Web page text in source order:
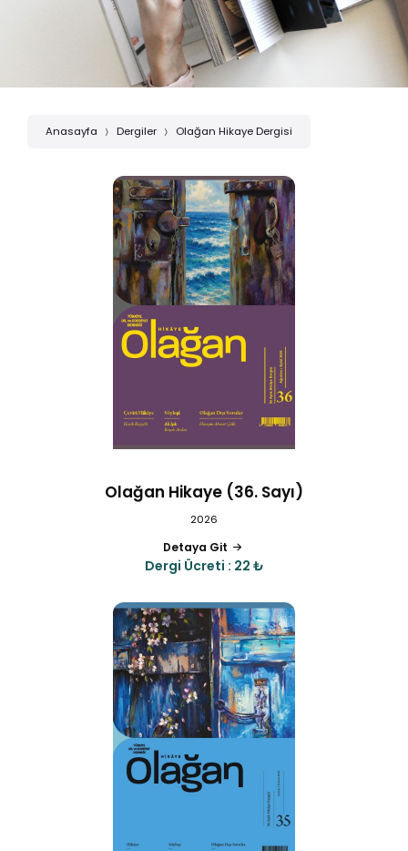
Anasayfa Dergiler Olağan Hikaye Dergisi
Olağan Hikaye (36. Sayı)
2026
Detaya Git
Dergi Ücreti : 22 ₺